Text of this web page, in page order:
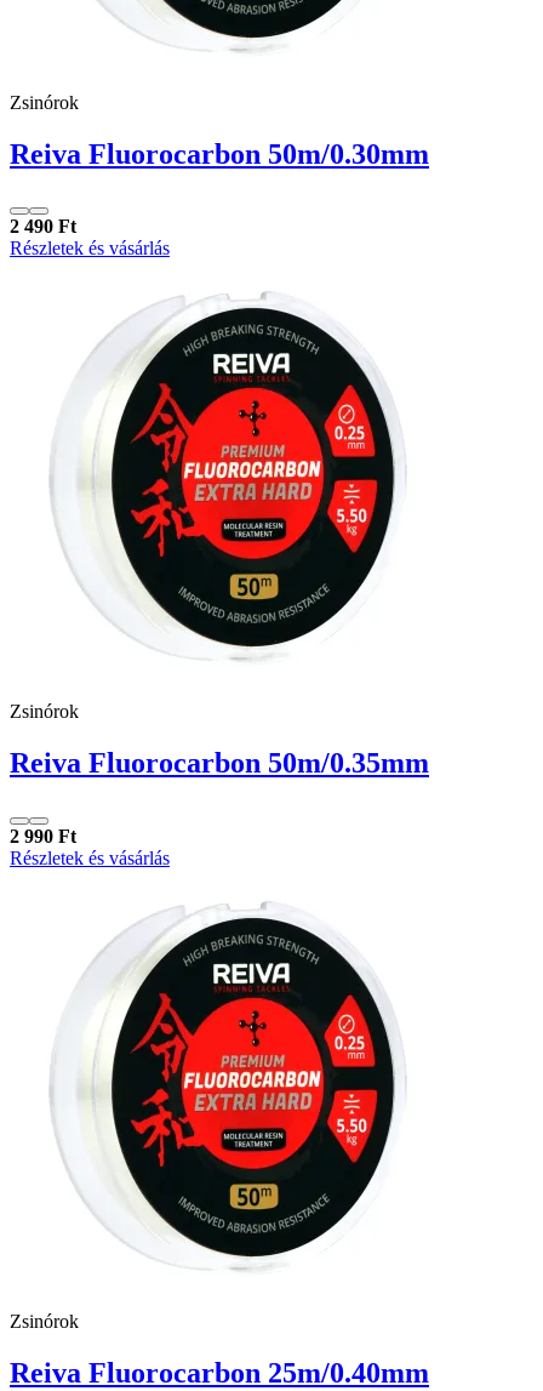
Zsinórok
Reiva Fluorocarbon 50m/0.30mm
2 490 Ft
Részletek és vásárlás
Zsinórok
Reiva Fluorocarbon 50m/0.35mm
2 990 Ft
Részletek és vásárlás
Zsinórok
Reiva Fluorocarbon 25m/0.40mm